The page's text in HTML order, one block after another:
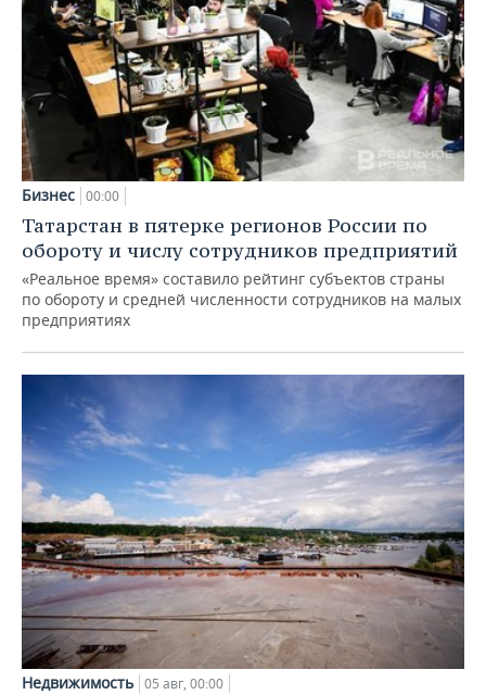
Бизнес 00:00
Татарстан в пятерке регионов России по
обороту и числу сотрудников предприятий
«Реальное время» составило рейтинг субъектов страны
по обороту и средней численности сотрудников на малых
предприятиях
Недвижимость 05 авг, 00:00